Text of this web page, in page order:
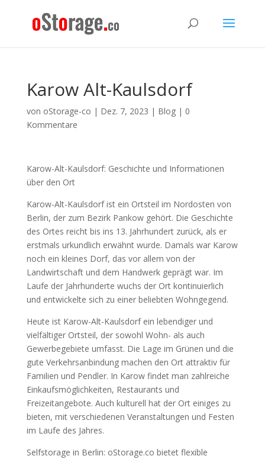
Karow Alt-Kaulsdorf
von oStorage-co | Dez. 7, 2023 | Blog| 0
Kommentare
Karow-Alt-Kaulsdorf: Geschichte und Informationen
über den Ort
Karow-Alt-Kaulsdorf ist ein Ortsteil im Nordosten von
Berlin, der zum Bezirk Pankow gehört. Die Geschichte
des Ortes reicht bis ins 13. Jahrhundert zurück, als er
erstmals urkundlich erwähnt wurde. Damals war Karow
noch ein kleines Dorf, das vor allem von der
Landwirtschaft und dem Handwerk geprägt war. Im
Laufe der Jahrhunderte wuchs der Ort kontinuierlich
und entwickelte sich zu einer beliebten Wohngegend.
Heute ist Karow-Alt-Kaulsdorf ein lebendiger und
vielfältiger Ortsteil, der sowohl Wohn- als auch
Gewerbegebiete umfasst. Die Lage im Grünen und die
gute Verkehrsanbindung machen den Ort attraktiv für
Familien und Pendler. In Karow findet man zahlreiche
Einkaufsmöglichkeiten, Restaurants und
Freizeitangebote. Auch kulturell hat der Ort einiges zu
bieten, mit verschiedenen Veranstaltungen und Festen
im Laufe des Jahres.
Selfstorage in Berlin: oStorage.co bietet flexible